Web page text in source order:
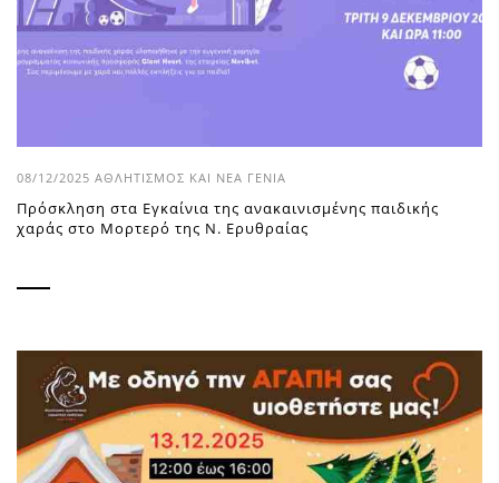
08/12/2025 ΑΘΛΗΤΙΣΜΌΣ ΚΑΙ ΝΈΑ ΓΕΝΙΆ
Πρόσκληση στα Εγκαίνια της ανακαινισμένης παιδικής
χαράς στο Μορτερό της Ν. Ερυθραίας